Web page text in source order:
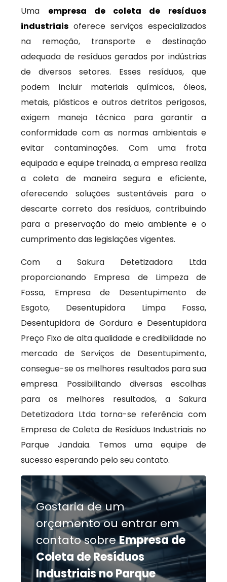
Uma empresa de coleta de resíduos
industriais oferece serviços especializados
na remoção, transporte e destinação
adequada de resíduos gerados por indústrias
de diversos setores. Esses resíduos, que
podem incluir materiais químicos, óleos,
metais, plásticos e outros detritos perigosos,
exigem manejo técnico para garantir a
conformidade com as normas ambientais e
evitar contaminações. Com uma frota
equipada e equipe treinada, a empresa realiza
a coleta de maneira segura e eficiente,
oferecendo soluções sustentáveis para o
descarte correto dos resíduos, contribuindo
para a preservação do meio ambiente e o
cumprimento das legislações vigentes.
Com a Sakura Detetizadora Ltda
proporcionando Empresa de Limpeza de
Fossa, Empresa de Desentupimento de
Esgoto, Desentupidora Limpa Fossa,
Desentupidora de Gordura e Desentupidora
Preço Fixo de alta qualidade e credibilidade no
mercado de Serviços de Desentupimento,
consegue-se os melhores resultados para sua
empresa. Possibilitando diversas escolhas
para os melhores resultados, a Sakura
Detetizadora Ltda torna-se referência com
Empresa de Coleta de Resíduos Industriais no
Parque Jandaia. Temos uma equipe de
sucesso esperando pelo seu contato.
Gostaria de um
orçamento ou entrar em
contato sobreEmpresa de
Coleta de Resíduos
Industriais no Parque